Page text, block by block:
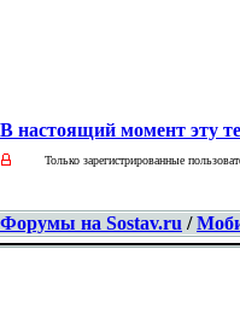
В настоящий момент эту
Только зарегистрированные
Форумы на Sostav.ru /